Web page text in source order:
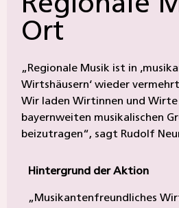
Regionale
Ort
„Regionale Musik ist in
Wirtshäusern‘ wieder
Wir laden Wirtinnen und Wirte
bayernweiten musikalischen
beizutragen“, sagt Rudolf
Hintergrund der Aktion
„Musikantenfreundliches